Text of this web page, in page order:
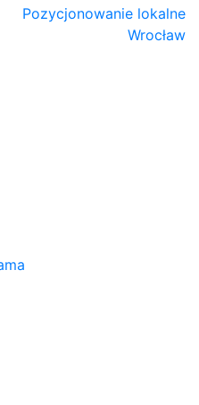
Pozycjonowanie lokalne
Wrocław